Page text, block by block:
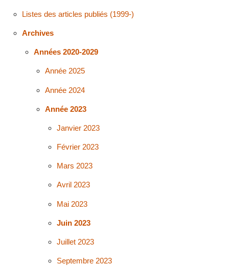
Listes des articles publiés (1999-)
Archives
Années 2020-2029
Année 2025
Année 2024
Année 2023
Janvier 2023
Février 2023
Mars 2023
Avril 2023
Mai 2023
Juin 2023
Juillet 2023
Septembre 2023